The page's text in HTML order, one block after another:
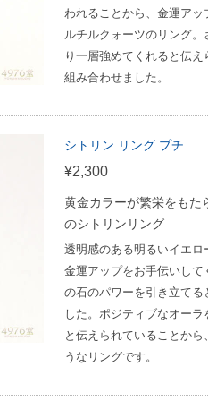
われることから、金運ア
ルチルクォーツのリング。
り一層強めてくれると伝
組み合わせました。
シトリン リング プチ
¥2,300
黄金カラーが繁栄をもた
のシトリンリング
透明感のある明るいイエロ
金運アップをお手伝いし
の石のパワーを引き立てる
した。ポジティブなオー
と伝えられていることか
うなリングです。